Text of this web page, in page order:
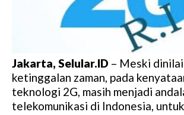
Jakarta, Selular.ID – Meski
ketinggalan zaman, pada
teknologi 2G, masih menjadi
telekomunikasi di Indonesia,